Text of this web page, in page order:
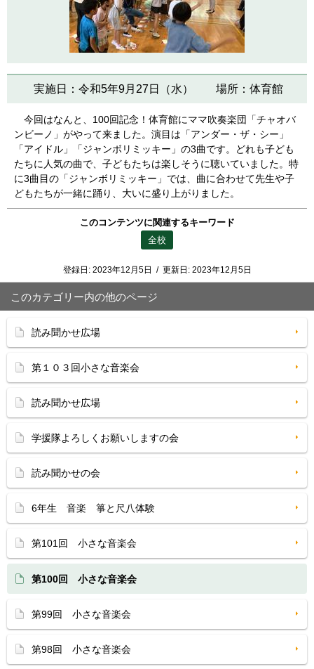
実施日：令和5年9月27日（水） 場所：体育館
今回はなんと、100回記念！体育館にママ吹奏楽団「チャオバ
ンビーノ」がやって来ました。演目は「アンダー・ザ・シー」
「アイドル」「ジャンボリミッキー」の3曲です。どれも子ども
たちに人気の曲で、子どもたちは楽しそうに聴いていました。特
に3曲目の「ジャンボリミッキー」では、曲に合わせて先生や子
どもたちが一緒に踊り、大いに盛り上がりました。
このコンテンツに関連するキーワード
全校
登録日: 2023年12月5日 / 更新日: 2023年12月5日
このカテゴリー内の他のページ
読み聞かせ広場
第１０３回小さな音楽会
読み聞かせ広場
学援隊よろしくお願いしますの会
読み聞かせの会
6年生 音楽 箏と尺八体験
第101回 小さな音楽会
第100回 小さな音楽会
第99回 小さな音楽会
第98回 小さな音楽会